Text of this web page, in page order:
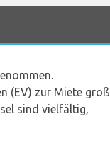
(EV) zur Miete groß
sind vielfältig,